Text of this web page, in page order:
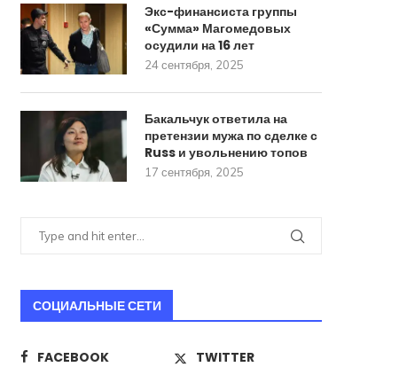
Экс-финансиста группы
«Сумма» Магомедовых
осудили на 16 лет
24 сентября, 2025
Бакальчук ответила на
претензии мужа по сделке с
Russ и увольнению топов
17 сентября, 2025
СОЦИАЛЬНЫЕ СЕТИ
FACEBOOK
TWITTER